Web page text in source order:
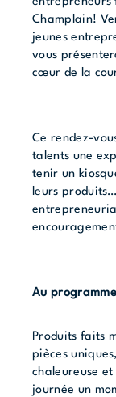
Champlain!
jeunes
vous
cœur de la
Ce rendez-
talents une
tenir un
leurs
Au
Produits faits
pièces
chaleureuse
journée un